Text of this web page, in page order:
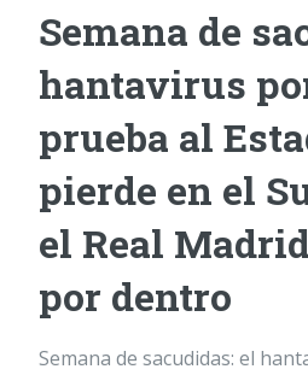
Semana de
hantavirus
prueba al
pierde en el
el Real
por dentro
Semana de sacudidas: el